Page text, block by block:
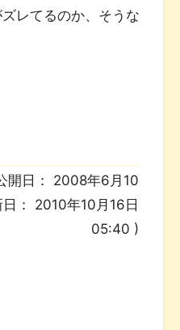
レてるのか、そうな
開日： 2008年6月10
： 2010年10月16日
05:40 )